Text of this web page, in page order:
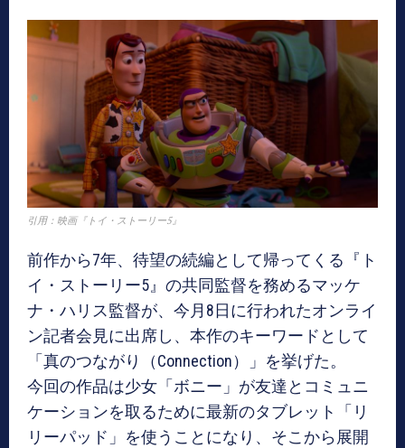
引用：映画『トイ・ストーリー5』
前作から7年、待望の続編として帰ってくる『ト
イ・ストーリー5』の共同監督を務めるマッケ
ナ・ハリス監督が、今月8日に行われたオンライ
ン記者会見に出席し、本作のキーワードとして
「真のつながり（Connection）」を挙げた。
今回の作品は少女「ボニー」が友達とコミュニ
ケーションを取るために最新のタブレット「リ
リーパッド」を使うことになり、そこから展開